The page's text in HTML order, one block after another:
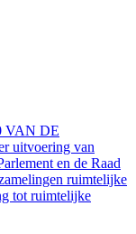
VAN DE
uitvoering van
en de Raad
ruimtelijke
tot ruimtelijke